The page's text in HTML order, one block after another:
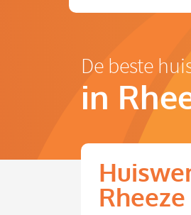
De beste
in
Rheeze